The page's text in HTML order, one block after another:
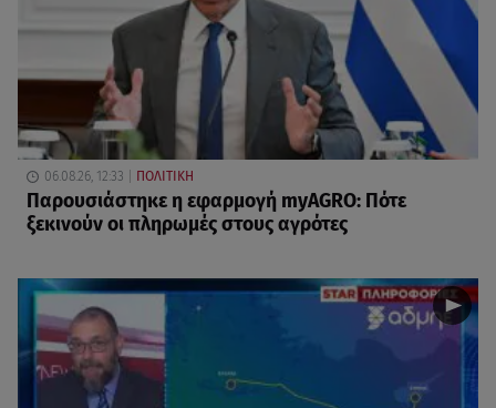
06.08.26, 12:33 ΠΟΛΙΤΙΚΗ
Παρουσιάστηκε η εφαρμογή myAGRO: Πότε
ξεκινούν οι πληρωμές στους αγρότες